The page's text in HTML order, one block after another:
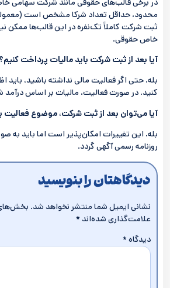
محدود، حداقل تعداد شرکا مشخص است (معمولاً
ثبت شرکت کاملاً تک‌نفره در این قالب‌ها ممکن
خاص حقوقی.
آیا بعد از ثبت شرکت باید مالیات پرداخت کنیم؟
بله. حتی اگر فعالیت مالی نداشته باشید، باید
کنید. در صورت فعالیت، مالیات بر اساس
آیا می‌توان بعد از ثبت شرکت، موضوع فعالیت
بله. این تغییرات امکان‌پذیر است اما باید به
روزنامه رسمی آگهی گردد.
دیدگاهتان را بنویسید
نشانی ایمیل شما منتشر نخواهد شد. بخش‌های
علامت‌گذاری شده‌اند *
دیدگاه*